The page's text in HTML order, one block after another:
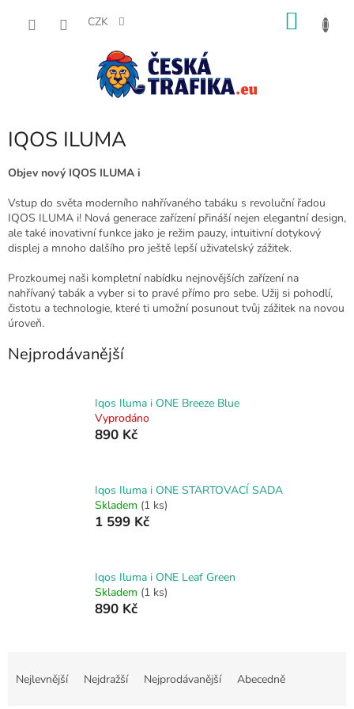
CZK
IQOS ILUMA
Objev nový IQOS ILUMA i
Vstup do světa moderního nahřívaného tabáku s revoluční řadou
IQOS ILUMA i! Nová generace zařízení přináší nejen elegantní design,
ale také inovativní funkce jako je režim pauzy, intuitivní dotykový
displej a mnoho dalšího pro ještě lepší uživatelský zážitek.
Prozkoumej naši kompletní nabídku nejnovějších zařízení na
nahřívaný tabák a vyber si to pravé přímo pro sebe. Užij si pohodlí,
čistotu a technologie, které ti umožní posunout tvůj zážitek na novou
úroveň.
Nejprodávanější
Iqos Iluma i ONE Breeze Blue
Vyprodáno
890 Kč
Iqos Iluma i ONE STARTOVACÍ SADA
Skladem (1 ks)
1 599 Kč
Iqos Iluma i ONE Leaf Green
Skladem (1 ks)
890 Kč
Nejlevnější Nejdražší Nejprodávanější Abecedně